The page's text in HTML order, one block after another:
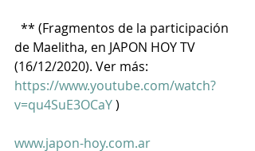
de Maelitha, en JAPON HOY TV
(16/12/2020). Ver más:
https://www.youtube.com/watch?
v=qu4SuE3OCaY )
www.japon-hoy.com.ar